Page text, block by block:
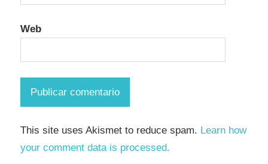
Web
This site uses Akismet to reduce spam. Learn how
your comment data is processed.